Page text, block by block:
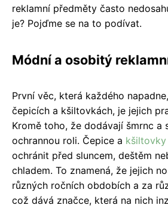
reklamní předměty často
je? Pojďme se na to podívat.
Módní a osobitý
První věc, která každého
čepicích a kšiltovkách, je jejich
Kromě toho, že dodávají šmrnc a
ochrannou roli. Čepice a
ochránit před sluncem, deštěm
chladem. To znamená, že jejich
různých ročních obdobích a za
což dává značce, která na nich